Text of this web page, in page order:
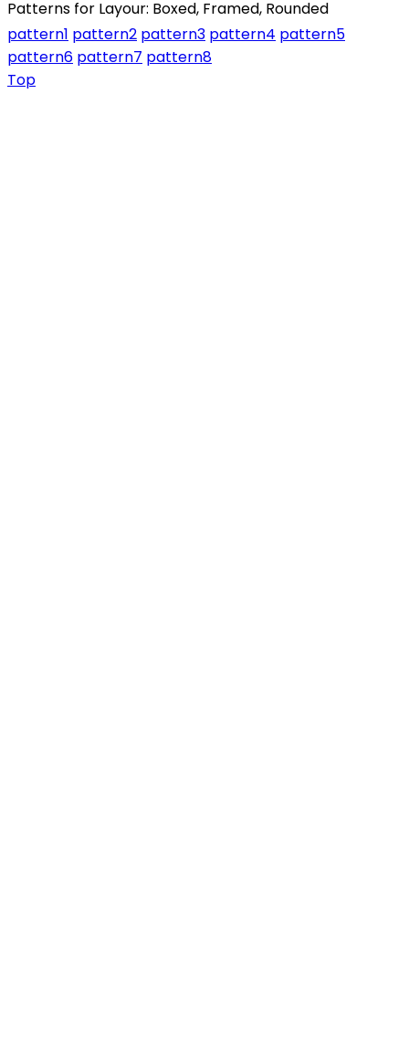
Patterns for Layour: Boxed, Framed, Rounded
pattern1 pattern2 pattern3 pattern4 pattern5
pattern6 pattern7 pattern8
Top